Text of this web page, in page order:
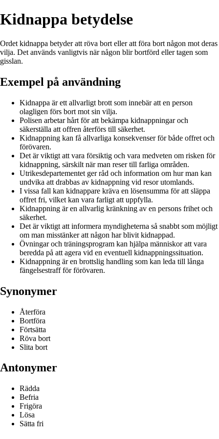
Kidnappa betydelse
Ordet kidnappa betyder att röva bort eller att föra bort någon mot deras
vilja. Det används vanligtvis när någon blir bortförd eller tagen som
gisslan.
Exempel på användning
Kidnappa är ett allvarligt brott som innebär att en person
olagligen förs bort mot sin vilja.
Polisen arbetar hårt för att bekämpa kidnappningar och
säkerställa att offren återförs till säkerhet.
Kidnappning kan få allvarliga konsekvenser för både offret och
förövaren.
Det är viktigt att vara försiktig och vara medveten om risken för
kidnappning, särskilt när man reser till farliga områden.
Utrikesdepartementet ger råd och information om hur man kan
undvika att drabbas av kidnappning vid resor utomlands.
I vissa fall kan kidnappare kräva en lösensumma för att släppa
offret fri, vilket kan vara farligt att uppfylla.
Kidnappning är en allvarlig kränkning av en persons frihet och
säkerhet.
Det är viktigt att informera myndigheterna så snabbt som möjligt
om man misstänker att någon har blivit kidnappad.
Övningar och träningsprogram kan hjälpa människor att vara
beredda på att agera vid en eventuell kidnappningssituation.
Kidnappning är en brottslig handling som kan leda till långa
fängelsestraff för förövaren.
Synonymer
Återföra
Bortföra
Förtsätta
Röva bort
Slita bort
Antonymer
Rädda
Befria
Frigöra
Lösa
Sätta fri